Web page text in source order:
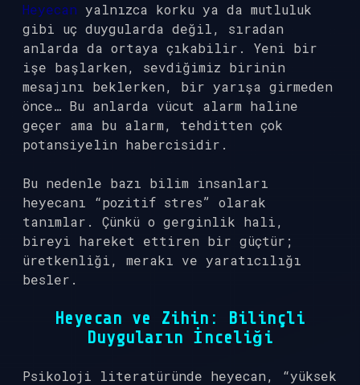
Heyecan yalnızca korku ya da mutluluk
gibi uç duygularda değil, sıradan
anlarda da ortaya çıkabilir. Yeni bir
işe başlarken, sevdiğimiz birinin
mesajını beklerken, bir yarışa girmeden
önce… Bu anlarda vücut alarm haline
geçer ama bu alarm, tehditten çok
potansiyelin habercisidir.
Bu nedenle bazı bilim insanları
heyecanı “pozitif stres” olarak
tanımlar. Çünkü o gerginlik hali,
bireyi hareket ettiren bir güçtür;
üretkenliği, merakı ve yaratıcılığı
besler.
Heyecan ve Zihin: Bilinçli
Duyguların İnceliği
Psikoloji literatüründe heyecan, “yüksek